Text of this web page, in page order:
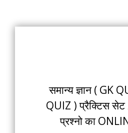
समान्य ज्ञान ( GK
QUIZ ) प्रैक्टिस सेट
प्रश्नो का